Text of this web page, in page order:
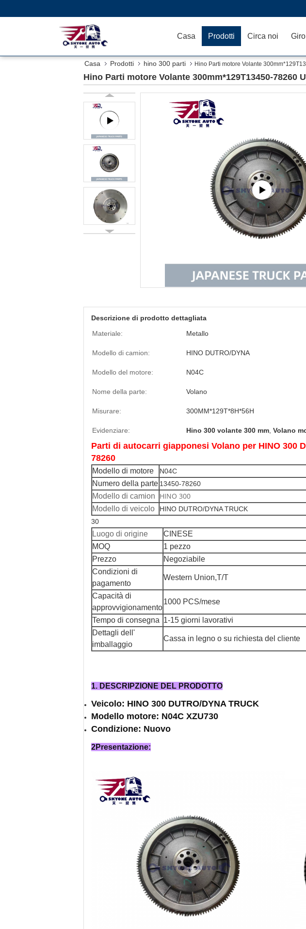
Casa Prodotti Circa noi
Casa Prodotti hino 300 parti Hino Parti motore Volante
Hino Parti motore Volante 300mm*129T13450-78260
Descrizione di prodotto dettagliata
Materiale:
Metallo
Modello di camion: HINO DUTRO/DYNA
Modello del motore: N04C
Nome della parte: Volano
Misurare: 300MM*129T*8H*56H
Evidenziare: Hino 300 volante 300 mm Volano
Parti di autocarri giapponesi Volano per HINO 300
78260
Modello di motore N04C
Numero della parte 13450-78260
Modello di camion HINO 300
Modello di veicolo
HINO DUTRO/DYNA TRUCK
30
Luogo di origine
CINESE
MOQ
1 pezzo
Prezzo
Negoziabile
Condizioni di
pagamento
Western Union,T/T
Capacità di
approvvigionamento
1000 PCS/mese
Tempo di consegna 1-15 giorni lavorativi
Dettagli dell'
imballaggio
Cassa in legno o su richiesta del cliente
1. DESCRIPZIONE DEL PRODOTTO
Veicolo: HINO 300 DUTRO/DYNA TRUCK
Modello motore: N04C XZU730
Condizione: Nuovo
2Presentazione: